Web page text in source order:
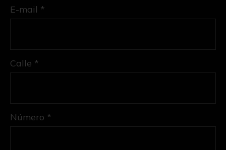
E-mail *
Calle *
Número *